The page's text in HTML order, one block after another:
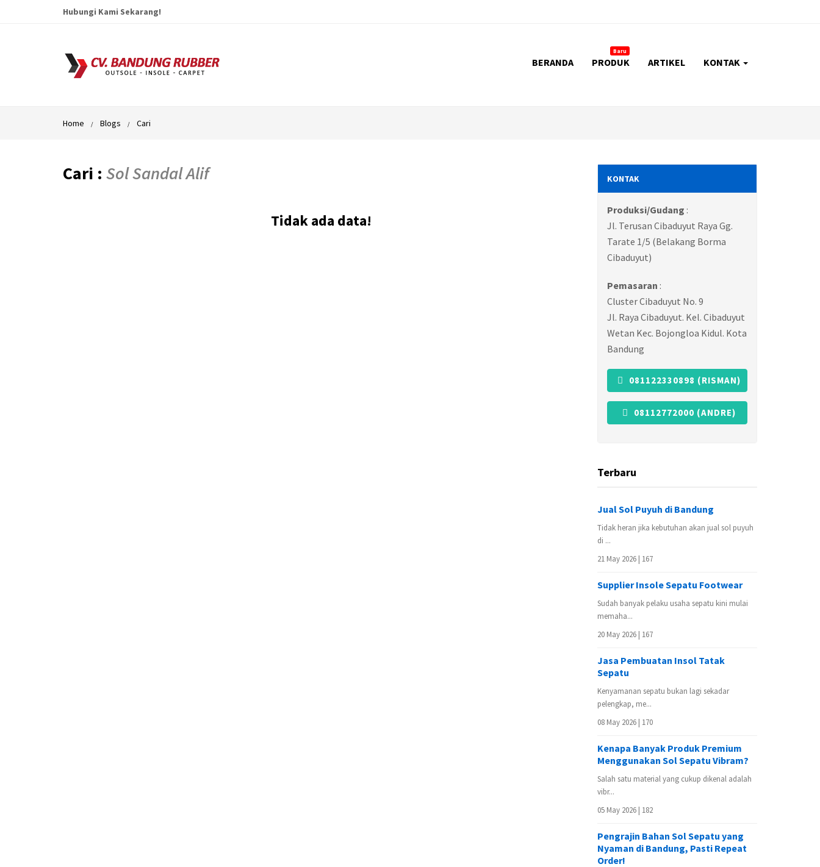
Hubungi Kami Sekarang!
BERANDA PRODUK
Baru
ARTIKEL KONTAK
Home Blogs Cari
Cari : Sol Sandal Alif
Tidak ada data!
KONTAK
Produksi/Gudang :
Jl. Terusan Cibaduyut Raya Gg.
Tarate 1/5 (Belakang Borma
Cibaduyut)
Pemasaran :
Cluster Cibaduyut No. 9
Jl. Raya Cibaduyut. Kel. Cibaduyut
Wetan Kec. Bojongloa Kidul. Kota
Bandung
081122330898 (RISMAN)
08112772000 (ANDRE)
Terbaru
Jual Sol Puyuh di Bandung
Tidak heran jika kebutuhan akan jual sol puyuh
di ...
21 May 2026 | 167
Supplier Insole Sepatu Footwear
Sudah banyak pelaku usaha sepatu kini mulai
memaha...
20 May 2026 | 167
Jasa Pembuatan Insol Tatak
Sepatu
Kenyamanan sepatu bukan lagi sekadar
pelengkap, me...
08 May 2026 | 170
Kenapa Banyak Produk Premium
Menggunakan Sol Sepatu Vibram?
Salah satu material yang cukup dikenal adalah
vibr...
05 May 2026 | 182
Pengrajin Bahan Sol Sepatu yang
Nyaman di Bandung, Pasti Repeat
Order!